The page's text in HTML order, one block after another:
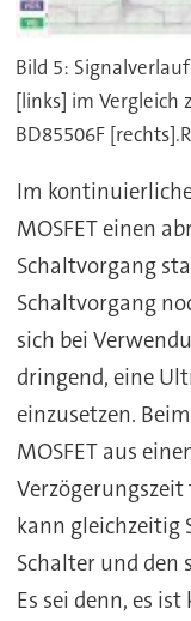
Bild 5:
[links] im Vergleich
BD85506F
Im
MOSFET einen
Schaltvorgang
Schaltvorgang
sich bei
dringend, eine
einzusetzen.
MOSFET aus
kann gleichzeitig
Schalter und den
Es sei denn, es